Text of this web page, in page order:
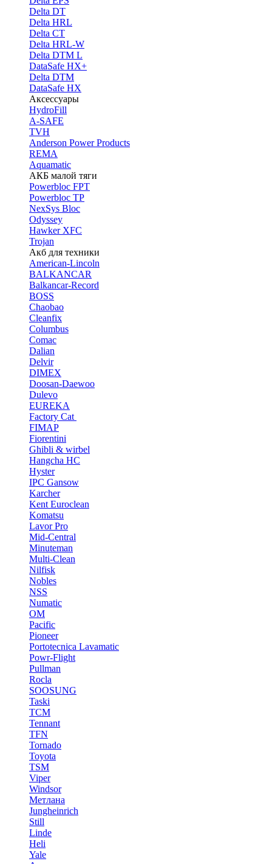
Delta DT
Delta HRL
Delta CT
Delta HRL-W
Delta DTM L
DataSafe HX+
Delta DTM
DataSafe HX
Аксессуары
HydroFill
A-SAFE
TVH
Anderson Power Products
REMA
Aquamatic
АКБ малой тяги
Powerbloc FPT
Powerbloc TP
NexSys Bloc
Odyssey
Hawker XFC
Trojan
Акб для техники
American-Lincoln
BALKANCAR
Balkancar-Record
BOSS
Chaobao
Cleanfix
Columbus
Comac
Dalian
Delvir
DIMEX
Doosan-Daewoo
Dulevo
EUREKA
Factory Cat
FIMAP
Fiorentini
Ghibli & wirbel
Hangcha HC
Hyster
IPC Gansow
Karcher
Kent Euroclean
Komatsu
Lavor Pro
Mid-Central
Minuteman
Multi-Clean
Nilfisk
Nobles
NSS
Numatic
OM
Pacific
Pioneer
Portotecnica Lavamatic
Powr-Flight
Pullman
Rocla
SOOSUNG
Taski
TCM
Tennant
TFN
Tornado
Toyota
TSM
Viper
Windsor
Метлана
Jungheinrich
Still
Linde
Heli
Yale